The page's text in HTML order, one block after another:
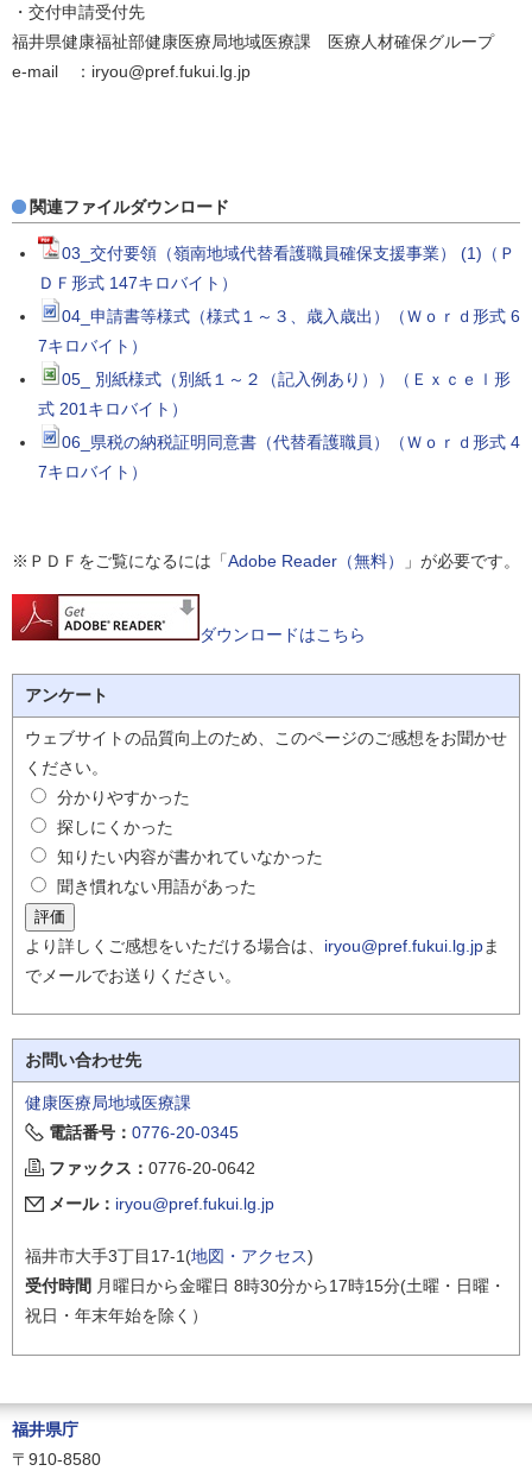
・交付申請受付先
福井県健康福祉部健康医療局地域医療課 医療人材確保グループ
e-mail ：iryou@pref.fukui.lg.jp
関連ファイルダウンロード
03_交付要領（嶺南地域代替看護職員確保支援事業） (1)（Ｐ
ＤＦ形式 147キロバイト）
04_申請書等様式（様式１～３、歳入歳出）（Ｗｏｒｄ形式 6
7キロバイト）
05_ 別紙様式（別紙１～２（記入例あり））（Ｅｘｃｅｌ形
式 201キロバイト）
06_県税の納税証明同意書（代替看護職員）（Ｗｏｒｄ形式 4
7キロバイト）
※ＰＤＦをご覧になるには「Adobe Reader（無料） 」が必要です。
ダウンロードはこちら
アンケート
ウェブサイトの品質向上のため、このページのご感想をお聞かせ
ください。
分かりやすかった
探しにくかった
知りたい内容が書かれていなかった
聞き慣れない用語があった
より詳しくご感想をいただける場合は、 iryou@pref.fukui.lg.jpま
でメールでお送りください。
お問い合わせ先
健康医療局地域医療課
電話番号： 0776-20-0345
ファックス： 0776-20-0642
メール： iryou@pref.fukui.lg.jp
福井市大手3丁目17-1(地図・アクセス)
受付時間 月曜日から金曜日 8時30分から17時15分(土曜・日曜・
祝日・年末年始を除く）
福井県庁
〒910-8580